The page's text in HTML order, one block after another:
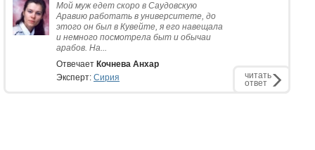
Мой муж едет скоро в Саудовскую
Аравию работать в университете, до
этого он был в Кувейте, я его навещала
и немного посмотрела быт и обычаи
арабов. На...
Отвечает Кочнева Анхар
Эксперт: Сирия читать
ответ